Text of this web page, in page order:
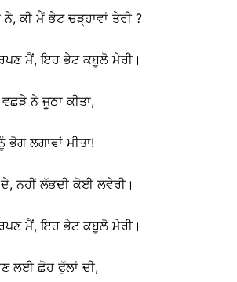
ਕੀ ਮੈਂ ਭੇਟ ਚੜ੍ਹਾਵਾਂ ਤੇਰੀ ?
ਮੈਂ, ਇਹ ਭੇਟ ਕਬੂਲੋ ਮੇਰੀ।
ਨੇ ਜੂਠਾ ਕੀਤਾ,
ਭੋਗ ਲਗਾਵਾਂ ਮੀਤਾ!
ਨਹੀਂ ਲੱਭਦੀ ਕੋਈ ਲਵੇਰੀ।
ਮੈਂ, ਇਹ ਭੇਟ ਕਬੂਲੋ ਮੇਰੀ।
ਲਈ ਛੋਹ ਫੁੱਲਾਂ ਦੀ,